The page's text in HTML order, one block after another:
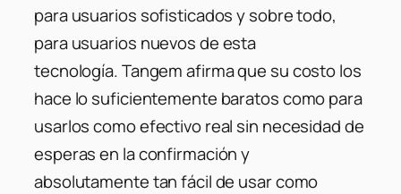
para usuarios sofisticados y sobre todo,
para usuarios nuevos de esta
tecnología. Tangem afirma que su costo los
hace lo suficientemente baratos como para
usarlos como efectivo real sin necesidad de
esperas en la confirmación y
absolutamente tan fácil de usar como